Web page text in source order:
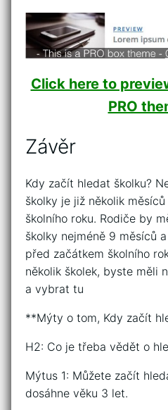
Click here to
PRO
Závěr
Kdy začít hledat školku?
školky je již několik
školního roku. Rodiče by
školky nejméně 9 měsíců
před začátkem školního
několik školek, byste měli
a vybrat tu
**Mýty o tom, Kdy začít
H2: Co je třeba vědět o
Mýtus 1: Můžete začít
dosáhne věku 3 let.